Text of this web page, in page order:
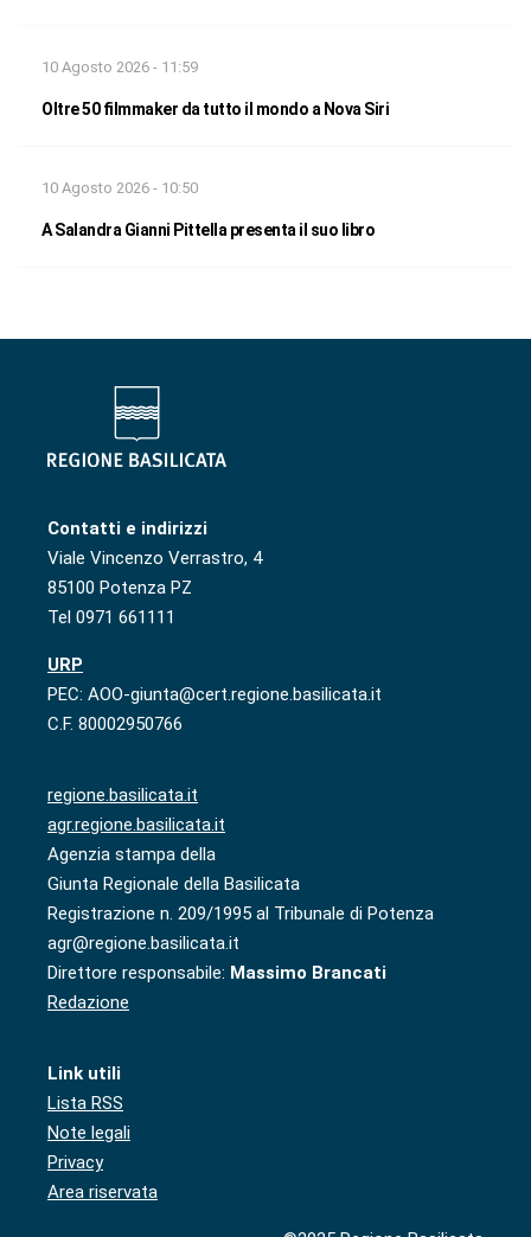
10 Agosto 2026 - 11:59
Oltre 50 filmmaker da tutto il mondo a Nova Siri
10 Agosto 2026 - 10:50
A Salandra Gianni Pittella presenta il suo libro
Contatti e indirizzi
Viale Vincenzo Verrastro, 4
85100 Potenza PZ
Tel 0971 661111
URP
PEC: AOO-giunta@cert.regione.basilicata.it
C.F. 80002950766
regione.basilicata.it
agr.regione.basilicata.it
Agenzia stampa della
Giunta Regionale della Basilicata
Registrazione n. 209/1995 al Tribunale di Potenza
agr@regione.basilicata.it
Direttore responsabile: Massimo Brancati
Redazione
Link utili
Lista RSS
Note legali
Privacy
Area riservata